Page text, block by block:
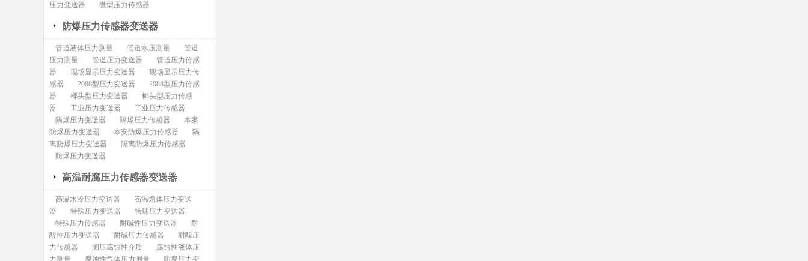
压力变送器
微型压力传感器
防爆压力传感器变送器
管道液体压力测量 管道水压测量
管道
压力测量
管道压力变送器
管道压力传感
器
现场显示压力变送器
现场显示压力传
感器
2088型压力变送器
2088型压力传感
器
榔头型压力变送器
榔头型压力传感
器
工业压力变送器
工业压力传感器
隔爆压力变送器
隔爆压力传感器
本案
防爆压力变送器
本安防爆压力传感器
隔
离防爆压力变送器
隔离防爆压力传感器
防爆压力变送器
高温耐腐压力传感器变送器
高温水冷压力变送器
高温熔体压力变送
器
特殊压力变送器
特殊压力变送器
特殊压力传感器
耐碱性压力变送器
耐
酸性压力变送器
耐碱压力传感器
耐酸压
力传感器
测压腐蚀性介质
腐蚀性液体压
力测量
腐蚀性气体压力测量
防腐压力变